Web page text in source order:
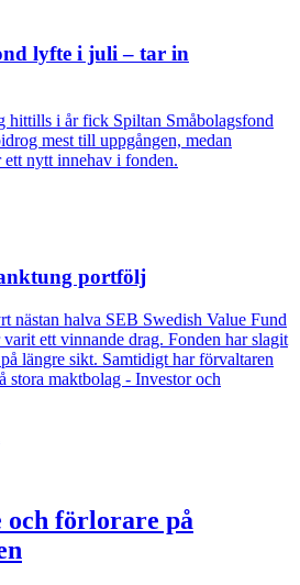
lyfte i juli – tar in
hittills i år fick Spiltan Småbolagsfond
mest till uppgången, medan
ett nytt innehav i fonden.
portfölj
nästan halva SEB Swedish Value Fund
ett vinnande drag. Fonden har slagit
längre sikt. Samtidigt har förvaltaren
stora maktbolag - Investor och
och förlorare på